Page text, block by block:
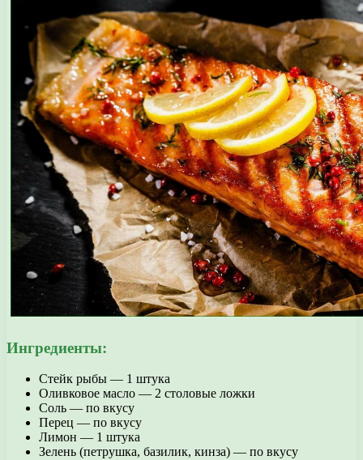
Ингредиенты:
Стейк рыбы — 1 штука
Оливковое масло — 2 столовые ложки
Соль — по вкусу
Перец — по вкусу
Лимон — 1 штука
Зелень (петрушка, базилик, кинза) — по вкусу